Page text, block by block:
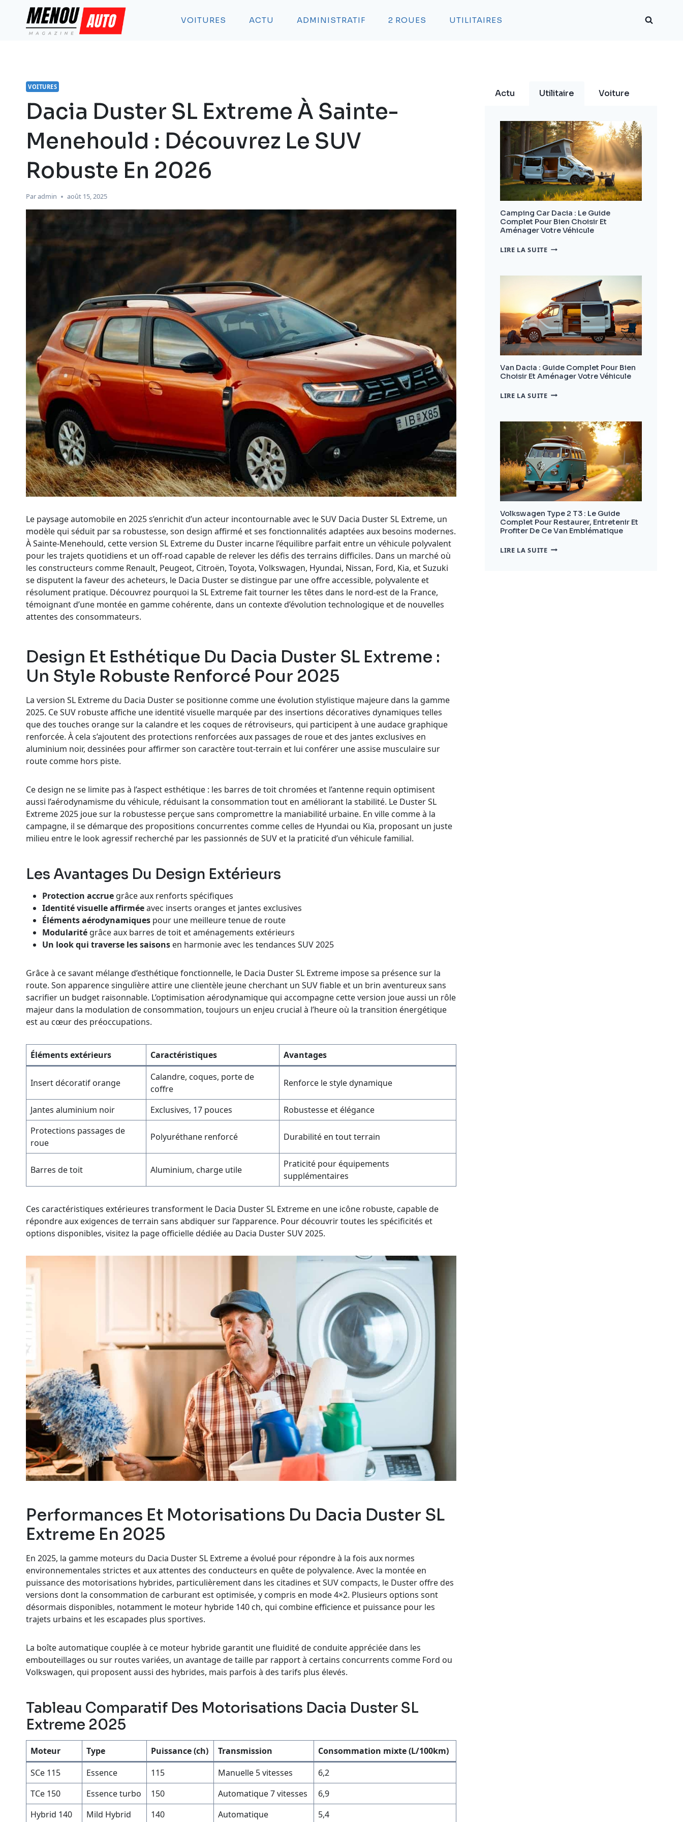
contenu
VOITURES ACTU ADMINISTRATIF 2 ROUES UTILITAIRES
VOITURES
Dacia Duster SL Extreme À Sainte-
Menehould : Découvrez Le SUV
Robuste En 2026
Paradmin août 15, 2025
Le paysage automobile en 2025 s’enrichit d’un acteur incontournable avec le SUV Dacia Duster SL Extreme, un
modèle qui séduit par sa robustesse, son design affirmé et ses fonctionnalités adaptées aux besoins modernes.
À Sainte-Menehould, cette version SL Extreme du Duster incarne l’équilibre parfait entre un véhicule polyvalent
pour les trajets quotidiens et un off-road capable de relever les défis des terrains difficiles. Dans un marché où
les constructeurs comme Renault, Peugeot, Citroën, Toyota, Volkswagen, Hyundai, Nissan, Ford, Kia, et Suzuki
se disputent la faveur des acheteurs, le Dacia Duster se distingue par une offre accessible, polyvalente et
résolument pratique. Découvrez pourquoi la SL Extreme fait tourner les têtes dans le nord-est de la France,
témoignant d’une montée en gamme cohérente, dans un contexte d’évolution technologique et de nouvelles
attentes des consommateurs.
Design Et Esthétique Du Dacia Duster SL Extreme :
Un Style Robuste Renforcé Pour 2025
La version SL Extreme du Dacia Duster se positionne comme une évolution stylistique majeure dans la gamme
2025. Ce SUV robuste affiche une identité visuelle marquée par des insertions décoratives dynamiques telles
que des touches orange sur la calandre et les coques de rétroviseurs, qui participent à une audace graphique
renforcée. À cela s’ajoutent des protections renforcées aux passages de roue et des jantes exclusives en
aluminium noir, dessinées pour affirmer son caractère tout-terrain et lui conférer une assise musculaire sur
route comme hors piste.
Ce design ne se limite pas à l’aspect esthétique : les barres de toit chromées et l’antenne requin optimisent
aussi l’aérodynamisme du véhicule, réduisant la consommation tout en améliorant la stabilité. Le Duster SL
Extreme 2025 joue sur la robustesse perçue sans compromettre la maniabilité urbaine. En ville comme à la
campagne, il se démarque des propositions concurrentes comme celles de Hyundai ou Kia, proposant un juste
milieu entre le look agressif recherché par les passionnés de SUV et la praticité d’un véhicule familial.
Les Avantages Du Design Extérieurs
Protection accrue grâce aux renforts spécifiques
Identité visuelle affirméeavec inserts oranges et jantes exclusives
Éléments aérodynamiques pour une meilleure tenue de route
Modularité grâce aux barres de toit et aménagements extérieurs
Un look qui traverse les saisons en harmonie avec les tendances SUV 2025
Grâce à ce savant mélange d’esthétique fonctionnelle, le Dacia Duster SL Extreme impose sa présence sur la
route. Son apparence singulière attire une clientèle jeune cherchant un SUV fiable et un brin aventureux sans
sacrifier un budget raisonnable. L’optimisation aérodynamique qui accompagne cette version joue aussi un rôle
majeur dans la modulation de consommation, toujours un enjeu crucial à l’heure où la transition énergétique
est au cœur des préoccupations.
Éléments extérieurs Caractéristiques Avantages
Insert décoratif orange
Calandre, coques, porte de
coffre
Renforce le style dynamique
Jantes aluminium noir Exclusives, 17 pouces
Robustesse et élégance
Protections passages de
roue
Polyuréthane renforcé Durabilité en tout terrain
Barres de toit Aluminium, charge utile
Praticité pour équipements
supplémentaires
Ces caractéristiques extérieures transforment le Dacia Duster SL Extreme en une icône robuste, capable de
répondre aux exigences de terrain sans abdiquer sur l’apparence. Pour découvrir toutes les spécificités et
options disponibles, visitez la page officielle dédiée au Dacia Duster SUV 2025.
Performances Et Motorisations Du Dacia Duster SL
Extreme En 2025
En 2025, la gamme moteurs du Dacia Duster SL Extreme a évolué pour répondre à la fois aux normes
environnementales strictes et aux attentes des conducteurs en quête de polyvalence. Avec la montée en
puissance des motorisations hybrides, particulièrement dans les citadines et SUV compacts, le Duster offre des
versions dont la consommation de carburant est optimisée, y compris en mode 4×2. Plusieurs options sont
désormais disponibles, notamment le moteur hybride 140 ch, qui combine efficience et puissance pour les
trajets urbains et les escapades plus sportives.
La boîte automatique couplée à ce moteur hybride garantit une fluidité de conduite appréciée dans les
embouteillages ou sur routes variées, un avantage de taille par rapport à certains concurrents comme Ford ou
Volkswagen, qui proposent aussi des hybrides, mais parfois à des tarifs plus élevés.
Tableau Comparatif Des Motorisations Dacia Duster SL
Extreme 2025
Moteur Type Puissance (ch) Transmission
Consommation mixte (L/100km)
SCe 115
Essence 115 Manuelle 5 vitesses
6,2
TCe 150
Essence turbo 150 Automatique 7 vitesses
6,9
Hybrid 140
Mild Hybrid 140 Automatique 5,4
Actu Utilitaire Voiture
Camping Car Dacia : Le Guide
Complet Pour Bien Choisir Et
Aménager Votre Véhicule
LIRE LA SUITECAMPING
:
GUIDE
COMPLET
POUR
BIEN
CHOISIR
ET
AMÉNAGER
VOTRE
VÉHICULE
Van Dacia : Guide Complet Pour Bien
Choisir Et Aménager Votre Véhicule
LIRE LA SUITEVAN
GUIDE
COMPLET
POUR
BIEN
CHOISIR
ET
AMÉNAGER
VOTRE
VÉHICULE
Volkswagen Type 2 T3 : Le Guide
Complet Pour Restaurer, Entretenir Et
Profiter De Ce Van Emblématique
LIRE LA SUITEVOLKSWAGEN